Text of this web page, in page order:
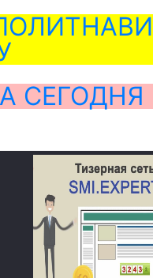
СЕГОДНЯ